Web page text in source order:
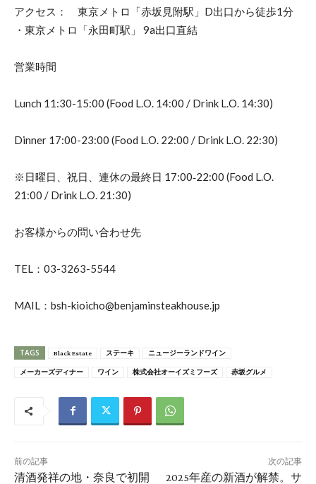
アクセス： 東京メトロ「赤坂見附駅」D出口から徒歩1分
・東京メトロ「永田町駅」 9a出口直結
営業時間
Lunch 11:30-15:00 (Food L.O. 14:00 / Drink L.O. 14:30)
Dinner 17:00-23:00 (Food L.O. 22:00 / Drink L.O. 22:30)
※日曜日、祝日、連休の最終日 17:00‐22:00 (Food L.O.
21:00 / Drink L.O. 21:30)
お客様からの問い合わせ先
TEL：03-3263-5544
MAIL：bsh-kioicho@benjaminsteakhouse.jp
TAGS Black Estate ステーキ ニュージーランドワイン
メーカーズディナー ワイン 株式会社オーイズミフーズ 赤坂グルメ
前の記事
清酒発祥の地・奈良で初開
次の記事
2025年産の新酒が解禁。サ